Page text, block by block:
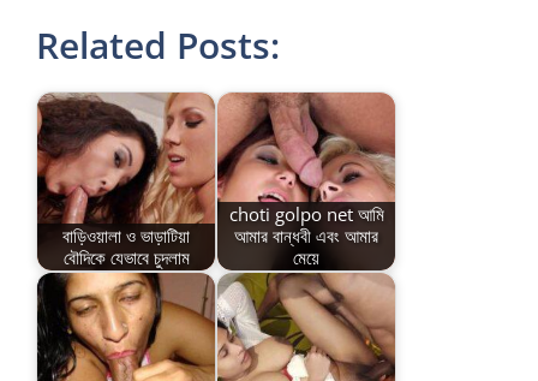
Related Posts:
বাড়িওয়ালা ও ভাড়াটিয়া
বৌদিকে যেভাবে চুদলাম
choti golpo net আমি
আমার বান্ধবী এবং আমার
মেয়ে